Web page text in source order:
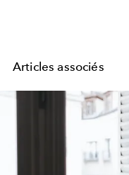
Articles associés